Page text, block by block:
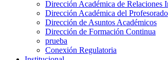
Dirección Académica de Relaciones
Dirección Académica del Profesorado
Dirección de Asuntos Académicos
Dirección de Formación Continua
prueba
Conexión Regulatoria